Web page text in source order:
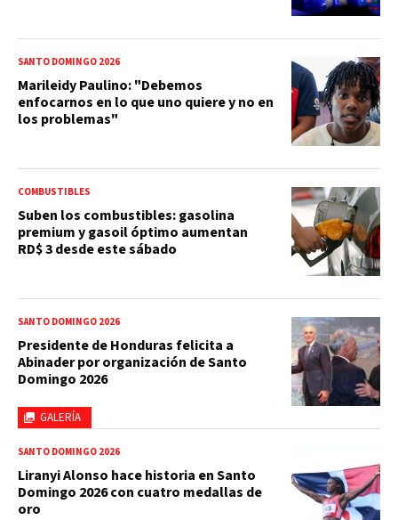
SANTO DOMINGO 2026
Marileidy Paulino: "Debemos
enfocarnos en lo que uno quiere y no en
los problemas"
COMBUSTIBLES
Suben los combustibles: gasolina
premium y gasoil óptimo aumentan
RD$ 3 desde este sábado
GALERÍA
SANTO DOMINGO 2026
Presidente de Honduras felicita a
Abinader por organización de Santo
Domingo 2026
SANTO DOMINGO 2026
Liranyi Alonso hace historia en Santo
Domingo 2026 con cuatro medallas de
oro